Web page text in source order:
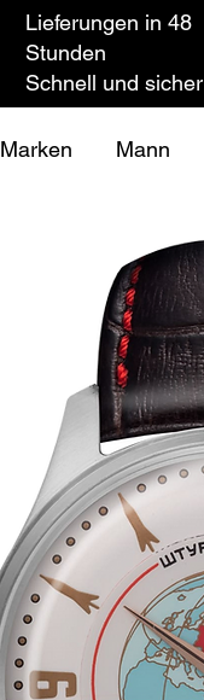
Lieferungen in 48
Stunden
Schnell und sicher
Marken Mann